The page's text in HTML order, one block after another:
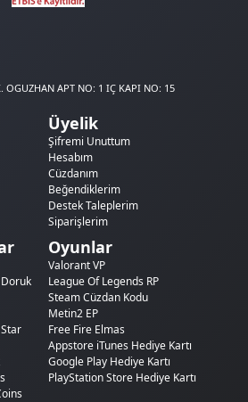
OGUZHAN APT NO: 1 IÇ KAPI NO: 15
Üyelik
Şifremi Unuttum
Hesabım
Cüzdanım
Beğendiklerim
Destek Taleplerim
Siparişlerim
Oyunlar
Valorant VP
League Of Legends RP
Steam Cüzdan Kodu
Metin2 EP
Free Fire Elmas
Appstore iTunes Hediye Kartı
Google Play Hediye Kartı
PlayStation Store Hediye Kartı